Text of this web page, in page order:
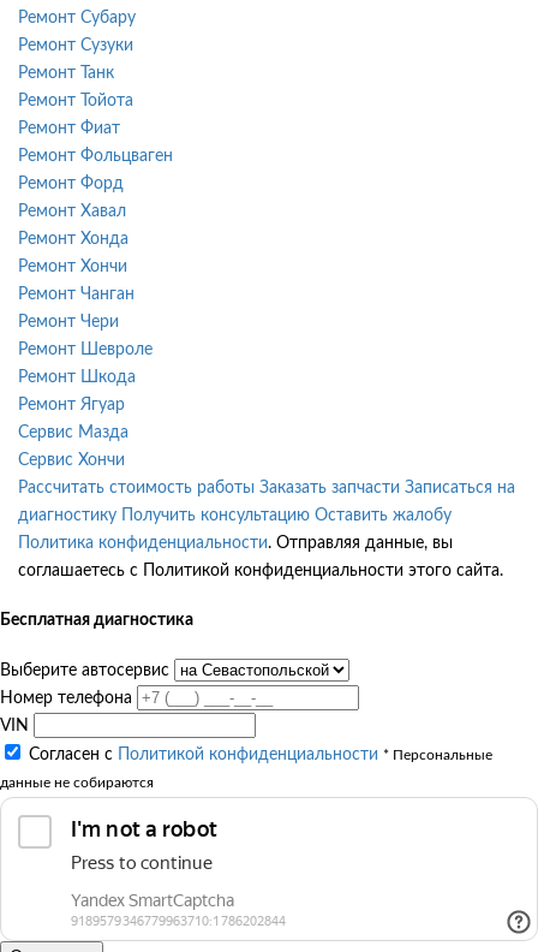
Ремонт Субару
Ремонт Сузуки
Ремонт Танк
Ремонт Тойота
Ремонт Фиат
Ремонт Фольцваген
Ремонт Форд
Ремонт Хавал
Ремонт Хонда
Ремонт Хончи
Ремонт Чанган
Ремонт Чери
Ремонт Шевроле
Ремонт Шкода
Ремонт Ягуар
Сервис Мазда
Сервис Хончи
Рассчитать стоимость работы Заказать запчасти Записаться на
диагностику
Получить консультацию Оставить жалобу
Политика конфиденциальности. Отправляя данные, вы
соглашаетесь с Политикой конфиденциальности этого сайта.
Бесплатная диагностика
Выберите автосервис
Номер телефона
VIN
Согласен с
Политикой конфиденциальности * Персональные
данные не собираются